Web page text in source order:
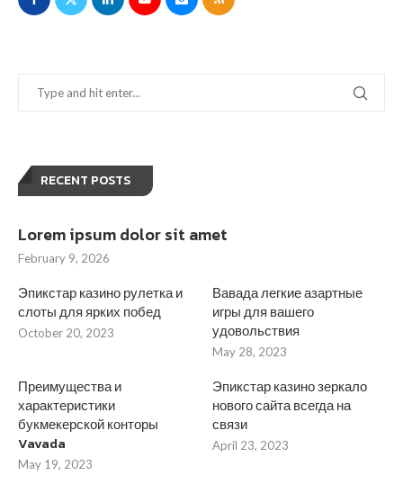
RECENT POSTS
Lorem ipsum dolor sit amet
February 9, 2026
Эпикстар казино рулетка и
слоты для ярких побед
October 20, 2023
Вавада легкие азартные
игры для вашего
удовольствия
May 28, 2023
Преимущества и
характеристики
букмекерской конторы
Vavada
May 19, 2023
Эпикстар казино зеркало
нового сайта всегда на
связи
April 23, 2023